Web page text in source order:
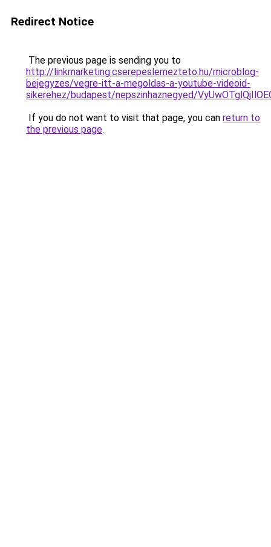
Redirect Notice
The previous page is sending you to
http://linkmarketing.cserepeslemezteto.hu/microblog-
bejegyzes/vegre-itt-a-megoldas-a-youtube-videoid-
sikerehez/budapest/nepszinhaznegyed/
If you do not want to visit that page, you can return to
the previous page.